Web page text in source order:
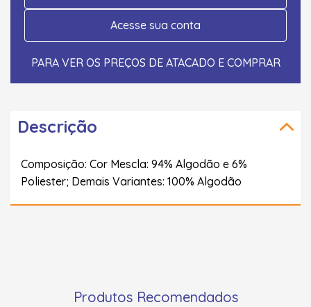
Acesse sua conta
PARA VER OS PREÇOS DE ATACADO E COMPRAR
Descrição
Composição: Cor Mescla: 94% Algodão e 6%
Poliester; Demais Variantes: 100% Algodão
Produtos Recomendados